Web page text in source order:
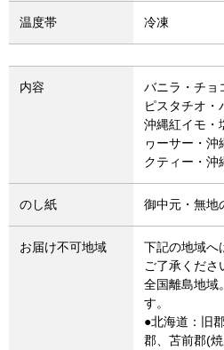
温度帯 冷凍
内容
バニラ・チョ
ピスタチオ・
沖縄紅イモ・
ヮーサー・
クティー・沖
のし紙 御中元・無地
お届け不可地域
下記の地域へ
ご了承くださ
全国離島地域
す。
●北海道：旧
郡、苫前郡(